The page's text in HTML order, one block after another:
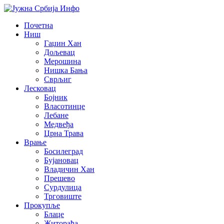
Почетна
Ниш
Гаџин Хан
Дољевац
Мерошина
Нишка Бања
Сврљиг
Лесковац
Бојник
Власотинце
Лебане
Медвеђа
Црна Трава
Врање
Босилеград
Бујановац
Владичин Хан
Прешево
Сурдулица
Трговиште
Прокупље
Блаце